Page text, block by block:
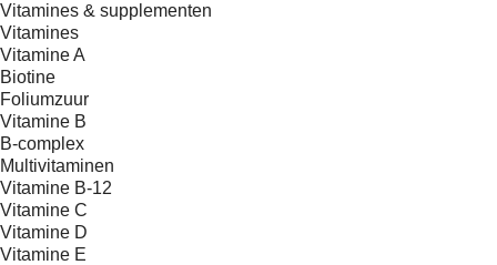
Vitamines & supplementen
Vitamines
Vitamine A
Biotine
Foliumzuur
Vitamine B
B-complex
Multivitaminen
Vitamine B-12
Vitamine C
Vitamine D
Vitamine E